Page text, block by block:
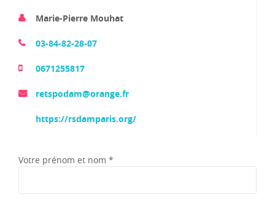
Marie-Pierre Mouhat
03-84-82-28-07
0671255817
retspodam@orange.fr
https://rsdamparis.org/
Votre prénom et nom *